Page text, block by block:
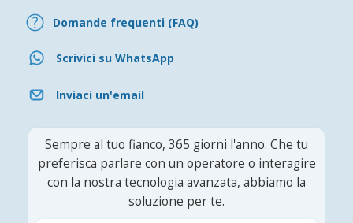
Domande frequenti (FAQ)
Scrivici su WhatsApp
Inviaci un'email
Sempre al tuo fianco, 365 giorni l'anno. Che tu
preferisca parlare con un operatore o interagire
con la nostra tecnologia avanzata, abbiamo la
soluzione per te.